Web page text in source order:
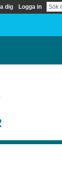
dig Logga in